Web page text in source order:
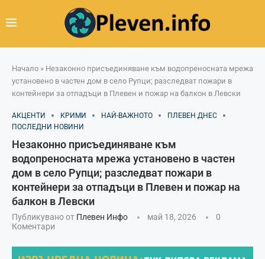
Начало » Незаконно присъединяване към водопреносната мрежа
установено в частен дом в село Рупци; разследват пожари в
контейнери за отпадъци в Плевен и пожар на балкон в Левски
АКЦЕНТИ КРИМИ НАЙ-ВАЖНОТО
ПЛЕВЕН ДНЕС
ПОСЛЕДНИ НОВИНИ
Незаконно присъединяване към
водопреносната мрежа установено в частен
дом в село Рупци; разследват пожари в
контейнери за отпадъци в Плевен и пожар на
балкон в Левски
Публикувано от Плевен Инфо май 18, 2026
0
Коментари